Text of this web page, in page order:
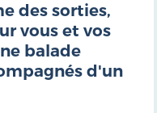
des sorties,
vous et vos
balade
d'un